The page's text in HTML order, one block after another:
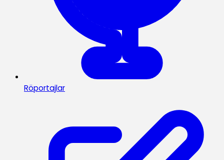
Röportajlar